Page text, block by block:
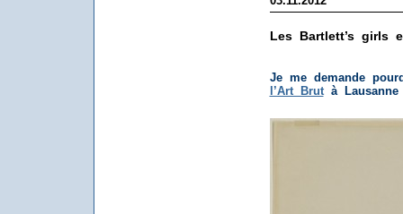
Les Bartlett’s girls
Je me demande
l’Art Brutà Lausanne